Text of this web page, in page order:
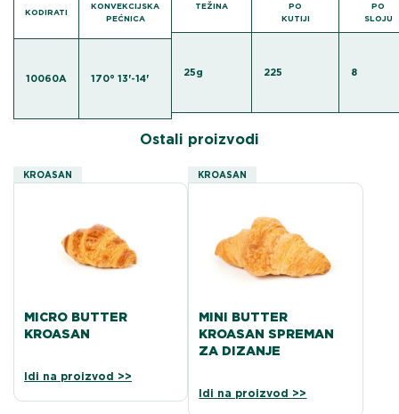
KODIRATI
KONVEKCIJSKA
PEĆNICA
10060A 170° 13'-14'
TEŽINA
PO
KUTIJI
PO
SLOJU
25g 225 8
Ostali proizvodi
KROASAN
MICRO BUTTER
KROASAN
Idi na proizvod >>
KROASAN
MINI BUTTER
KROASAN SPREMAN
ZA DIZANJE
Idi na proizvod >>